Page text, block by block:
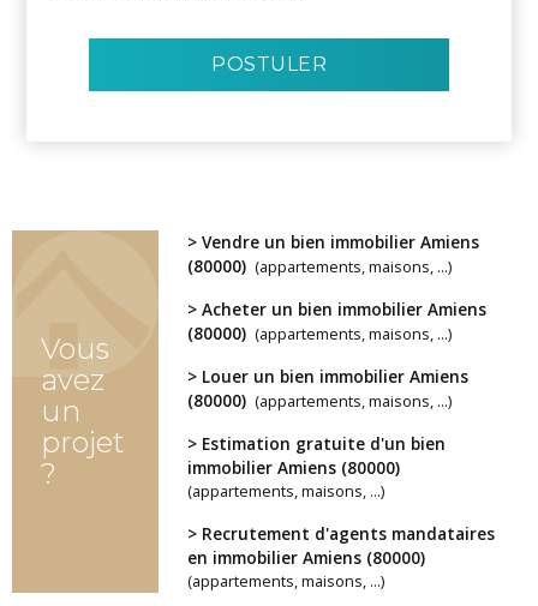
POSTULER
Vous
avez
un
projet
?
> Vendre un bien immobilier Amiens
(80000) (appartements, maisons, ...)
> Acheter un bien immobilier Amiens
(80000) (appartements, maisons, ...)
> Louer un bien immobilier Amiens
(80000) (appartements, maisons, ...)
> Estimation gratuite d'un bien
immobilier Amiens (80000)
(appartements, maisons, ...)
> Recrutement d'agents mandataires
en immobilier Amiens (80000)
(appartements, maisons, ...)